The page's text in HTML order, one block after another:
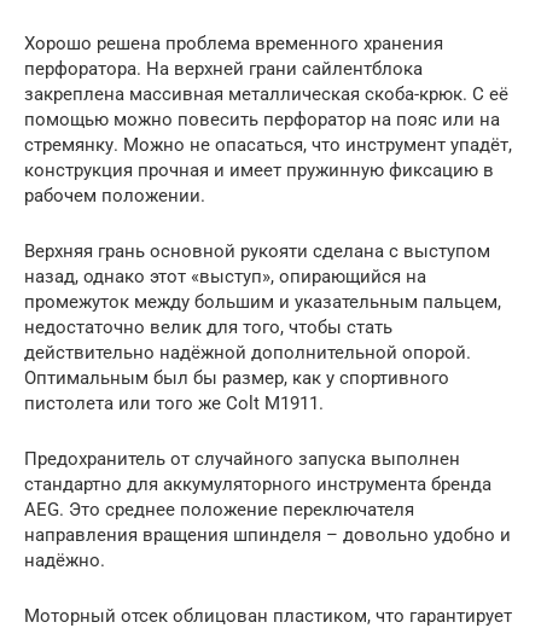
Хорошо решена проблема временного хранения
перфоратора. На верхней грани сайлентблока
закреплена массивная металлическая скоба-крюк. С её
помощью можно повесить перфоратор на пояс или на
стремянку. Можно не опасаться, что инструмент упадёт,
конструкция прочная и имеет пружинную фиксацию в
рабочем положении.
Верхняя грань основной рукояти сделана с выступом
назад, однако этот «выступ», опирающийся на
промежуток между большим и указательным пальцем,
недостаточно велик для того, чтобы стать
действительно надёжной дополнительной опорой.
Оптимальным был бы размер, как у спортивного
пистолета или того же Colt M1911.
Предохранитель от случайного запуска выполнен
стандартно для аккумуляторного инструмента бренда
AEG. Это среднее положение переключателя
направления вращения шпинделя – довольно удобно и
надёжно.
Моторный отсек облицован пластиком, что гарантирует